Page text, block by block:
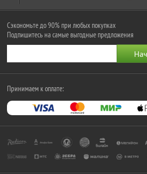
Сэкономьте до 90% при любых покупках
Подпишитесь на самые выгодные предложения
Принимаем к оплате: